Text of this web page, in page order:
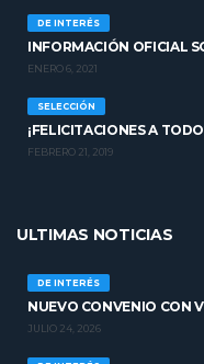
DE INTERÉS
INFORMACIÓN OFICIAL
ENERO 6, 2021
SELECCIÓN
¡FELICITACIONES A
FEBRERO 21, 2019
ULTIMAS NOTICIAS
DE INTERÉS
NUEVO CONVENIO CON
JULIO 24, 2026